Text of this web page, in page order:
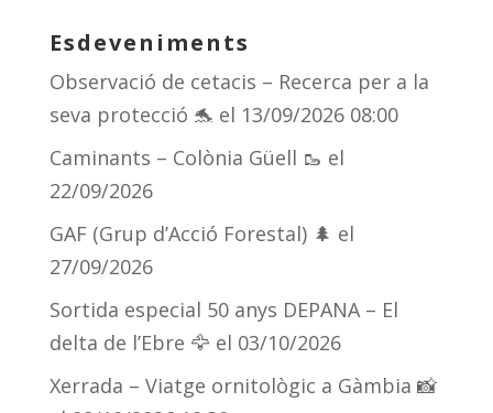
sk
y d
s
gr
a
m te
ix
Esdeveniments
Observació de cetacis – Recerca per a la
seva protecció 🐬 el 13/09/2026 08:00
Caminants – Colònia Güell 🥾 el
22/09/2026
GAF (Grup d’Acció Forestal) 🌲 el
27/09/2026
Sortida especial 50 anys DEPANA – El
delta de l’Ebre 🦅 el 03/10/2026
Xerrada – Viatge ornitològic a Gàmbia 📸